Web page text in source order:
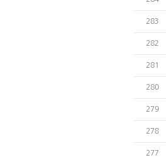
283
282
281
280
279
278
277